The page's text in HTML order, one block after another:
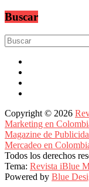
Buscar
Copyright © 2026
Marketing en
Magazine de
Mercadeo en
Todos los derechos
Tema: Revista iBlue
Powered by Blue